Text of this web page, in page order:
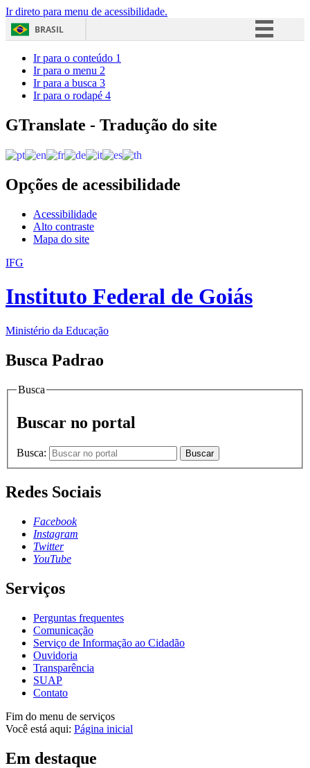
Ir direto para menu de acessibilidade.
BRASIL
Acesso à informação
Ir para o conteúdo 1
Ir para o menu 2
Ir para a busca 3
Ir para o rodapé 4
GTranslate - Tradução do site
Opções de acessibilidade
Acessibilidade
Alto contraste
Mapa do site
IFG
Instituto Federal de Goiás
Ministério da Educação
Busca Padrao
Busca
Buscar no portal
Busca: Buscar
Redes Sociais
Facebook
Instagram
Twitter
YouTube
Serviços
Perguntas frequentes
Comunicação
Serviço de Informação ao Cidadão
Ouvidoria
Transparência
SUAP
Contato
Fim do menu de serviços
Você está aqui: Página inicial
Em destaque